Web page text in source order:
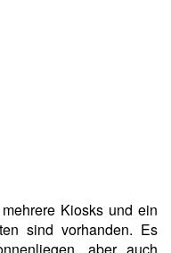
Kiosks und ein
sind vorhanden. Es